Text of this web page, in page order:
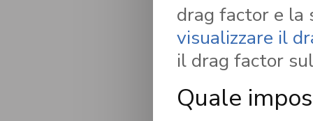
drag factor e la
visualizzare il
il drag factor
Quale